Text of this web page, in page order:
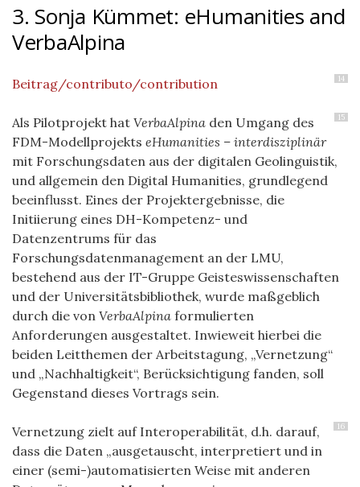
3. Sonja Kümmet: eHumanities and
VerbaAlpina
14
Beitrag/contributo/contribution
15
Als Pilotprojekt hat VerbaAlpina den Umgang des
FDM-Modellprojekts eHumanities – interdisziplinär
mit Forschungsdaten aus der digitalen Geolinguistik,
und allgemein den Digital Humanities, grundlegend
beeinflusst. Eines der Projektergebnisse, die
Initiierung eines DH-Kompetenz- und
Datenzentrums für das
Forschungsdatenmanagement an der LMU,
bestehend aus der IT-Gruppe Geisteswissenschaften
und der Universitätsbibliothek, wurde maßgeblich
durch die von VerbaAlpina formulierten
Anforderungen ausgestaltet. Inwieweit hierbei die
beiden Leitthemen der Arbeitstagung, „Vernetzung“
und „Nachhaltigkeit“, Berücksichtigung fanden, soll
Gegenstand dieses Vortrags sein.
16
Vernetzung zielt auf Interoperabilität, d.h. darauf,
dass die Daten „ausgetauscht, interpretiert und in
einer (semi-)automatisierten Weise mit anderen